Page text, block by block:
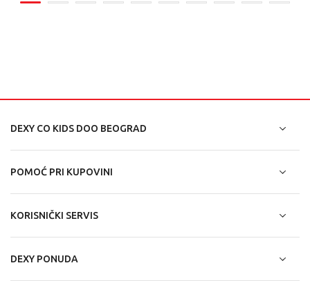
DEXY CO KIDS DOO BEOGRAD
POMOĆ PRI KUPOVINI
KORISNIČKI SERVIS
DEXY PONUDA